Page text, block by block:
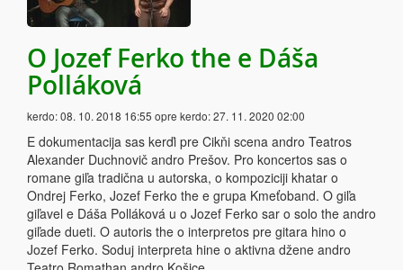
O Jozef Ferko the e Dáša
Polláková
kerdo:08. 10. 2018 16:55 opre kerdo:27. 11. 2020 02:00
E dokumentacija sas kerďi pre Cikňi scena andro Teatros
Alexander Duchnovič andro Prešov. Pro koncertos sas o
romane giľa tradična u autorska, o kompoziciji khatar o
Ondrej Ferko, Jozef Ferko the e grupa Kmeťoband. O giľa
giľavel e Dáša Polláková u o Jozef Ferko sar o solo the andro
giľade dueti. O autoris the o interpretos pre gitara hino o
Jozef Ferko. Soduj interpreta hine o aktivna džene andro